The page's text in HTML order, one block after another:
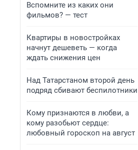
Вспомните из каких они
фильмов? — тест
Квартиры в новостройках
начнут дешеветь — когда
ждать снижения цен
Над Татарстаном второй день
подряд сбивают беспилотники
Кому признаются в любви, а
кому разобьют сердце:
любовный гороскоп на август